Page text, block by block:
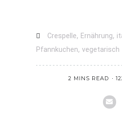
Crespelle, Ernährung,
Pfannkuchen, vegetarisch
2 MINS READ